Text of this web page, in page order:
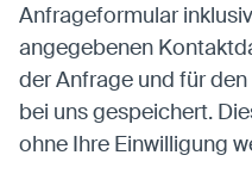
Anfrageformular
angegebenen
der Anfrage und für
bei uns gespeichert.
ohne Ihre Einwilligung